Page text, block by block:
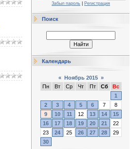
Забыл пароль Регистрация
Поиск
Календарь
« Ноябрь 2015 »
Пн
Вт Ср Чт Пт Сб
Вс
1
2
3 4 5 6 7
8
9
10 11 12 13 14
15
16
17 18 19 20 21
22
23
24 25 26 27 28
29
30